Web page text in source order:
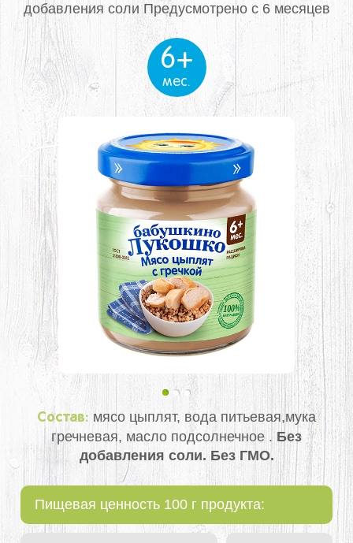
добавления соли Предусмотрено с 6 месяцев
6+
мес.
Состав: мясо цыплят, вода питьевая,мука
гречневая, масло подсолнечное . Без
добавления соли. Без ГМО.
Пищевая ценность 100 г продукта: